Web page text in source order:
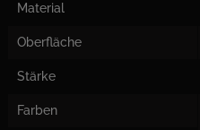
Material
Oberfläche
Stärke
Farben